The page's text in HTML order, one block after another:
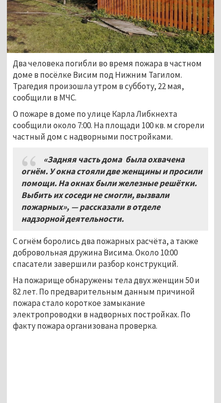
Два человека погибли во время пожара в частном
доме в посёлке Висим под Нижним Тагилом.
Трагедия произошла утром в субботу, 22 мая,
сообщили в МЧС.
О пожаре в доме по улице Карла Либкнехта
сообщили около 7:00. На площади 100 кв. м сгорели
частный дом с надворными постройками.
«Задняя часть дома была охвачена
огнём. У окна стояли две женщины и просили
помощи. На окнах были железные решётки.
Выбить их соседи не смогли, вызвали
пожарных», — рассказали в отделе
надзорной деятельности.
С огнём боролись два пожарных расчёта, а также
добровольная дружина Висима. Около 10:00
спасатели завершили разбор конструкций.
На пожарище обнаружены тела двух женщин 50 и
82 лет. По предварительным данным причиной
пожара стало короткое замыкание
электропроводки в надворных постройках. По
факту пожара организована проверка.